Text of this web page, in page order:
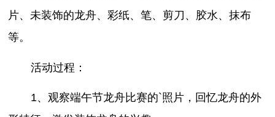
片、未装饰的龙舟、彩纸、笔、剪刀、胶水、抹布
等。
活动过程：
1、观察端午节龙舟比赛的`照片，回忆龙舟的外